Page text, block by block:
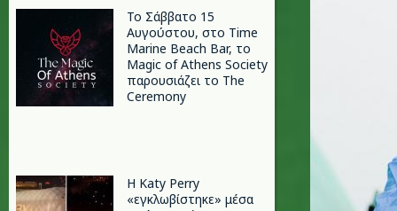
Το Σάββατο 15
Αυγούστου, στο Time
Marine Beach Bar, το
Magic of Athens Society
παρουσιάζει το The
Ceremony
H Katy Perry
«εγκλωβίστηκε» μέσα